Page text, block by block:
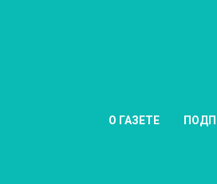
О ГАЗЕТЕ